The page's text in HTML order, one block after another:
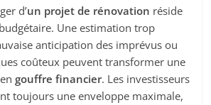
d’un projet de rénovation réside
Une estimation trop
anticipation des imprévus ou
coûteux peuvent transformer une
gouffre financier. Les investisseurs
toujours une enveloppe maximale,